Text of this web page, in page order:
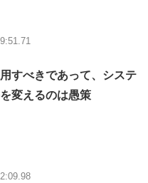
すべきであって、システ
変えるのは愚策